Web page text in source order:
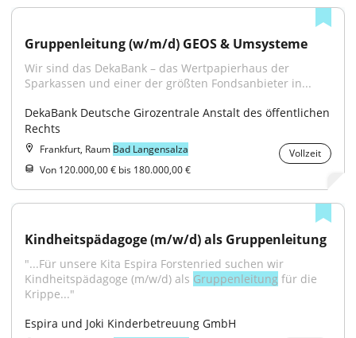
Gruppenleitung (w/m/d) GEOS & Umsysteme
Wir sind das DekaBank – das Wertpapierhaus der
Sparkassen und einer der größten Fondsanbieter in...
DekaBank Deutsche Girozentrale Anstalt des öffentlichen
Rechts
Frankfurt, Raum Bad Langensalza
Vollzeit
Von 120.000,00 € bis 180.000,00 €
Kindheitspädagoge (m/w/d) als Gruppenleitung
"...Für unsere Kita Espira Forstenried suchen wir
Kindheitspädagoge (m/w/d) als Gruppenleitung für die
Krippe..."
Espira und Joki Kinderbetreuung GmbH